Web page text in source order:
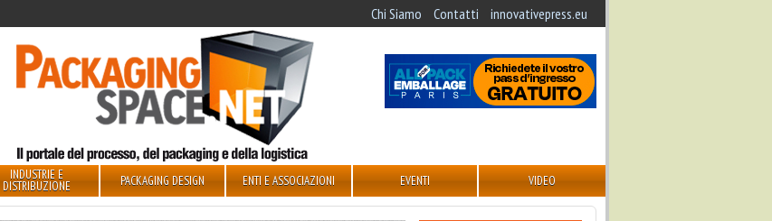
Chi Siamo Contatti innovativepress.eu
INDUSTRIE E
DISTRIBUZIONE PACKAGING DESIGN ENTI E ASSOCIAZIONI EVENTI VIDEO